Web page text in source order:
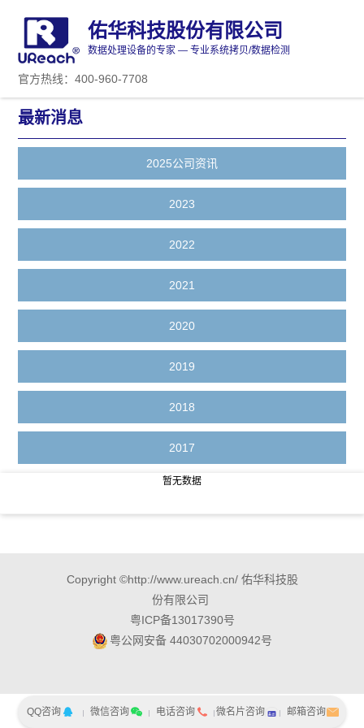
佑华科技股份有限公司
数据处理设备的专家 — 专业系统拷贝/数据检测
官方热线：400-960-7708
最新消息
2025公司资讯
2023
2022
2021
2020
2019
2018
2017
暂无数据
Copyright ©http://www.ureach.cn/ 佑华科技股
份有限公司
粤ICP备13017390号
粤公网安备 44030702000942号
QQ咨询 微信咨询 电话咨询 微名片咨询 邮箱咨询